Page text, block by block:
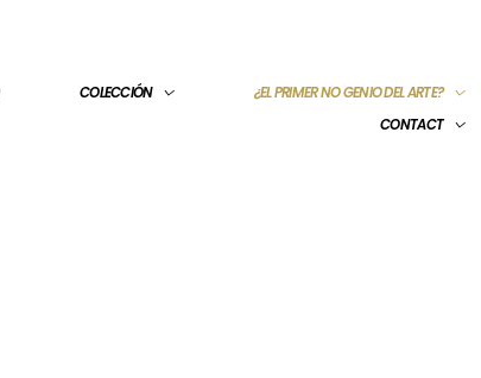
COLECCIÓN
¿EL PRIMER NO GENIO DEL ARTE?
CONTACT